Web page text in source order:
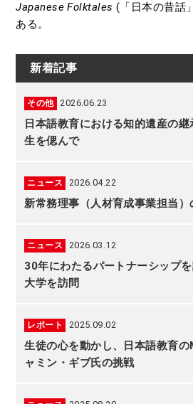
Japanese Folktales (「日本の昔話
ある。
新着記事
その他 2026.06.23
日本語教育における知的遺産の
生を偲んで
ニュース 2026.04.22
新常務理事（人材育成事業担当）
ニュース 2026.03.12
30年にわたるパートナーシップ
大学を訪問
レポート 2025.09.02
生徒の心を動かし、日本語教育
ャミン・ギブ氏の挑戦